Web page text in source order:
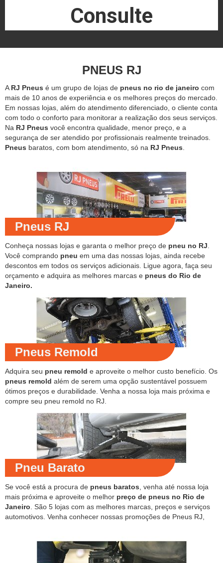
Consulte
PNEUS RJ
A RJ Pneus é um grupo de lojas de pneus no rio de janeiro com
mais de 10 anos de experiência e os melhores preços do mercado.
Em nossas lojas, além do atendimento diferenciado, o cliente conta
com todo o conforto para monitorar a realização dos seus serviços.
Na RJ Pneus você encontra qualidade, menor preço, e a
segurança de ser atendido por profissionais realmente treinados.
Pneus baratos, com bom atendimento, só na RJ Pneus
Pneus RJ
Conheça nossas lojas e garanta o melhor preço de pneu no RJ
Você comprando pneu em uma das nossas lojas, ainda recebe
descontos em todos os serviços adicionais. Ligue agora, faça seu
orçamento e adquira as melhores marcas e pneus do Rio de
Janeiro.
Pneus Remold
Adquira seu pneu remold e aproveite o melhor custo benefício. Os
pneus remold além de serem uma opção sustentável possuem
ótimos preços e durabilidade. Venha a nossa loja mais próxima e
compre seu pneu remold no RJ.
Pneu Barato
Se você está a procura de pneus baratos , venha até nossa loja
mais próxima e aproveite o melhor preço de pneus no Rio de
Janeiro . São 5 lojas com as melhores marcas, preços e serviços
automotivos. Venha conhecer nossas promoções de Pneus RJ,